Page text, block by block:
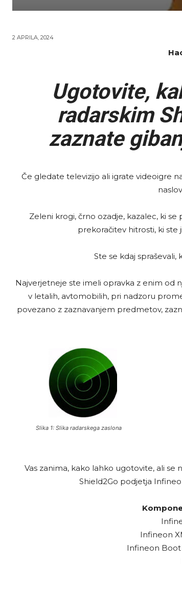
2 APRILA, 2024
Ugotovite,
radarskim
zaznate
Če gledate televizijo ali igrate videoigre
Zeleni krogi, črno ozadje, kazalec, ki
prekoračitev hitrosti, ki ste
Ste se kdaj spraševali,
Najverjetneje ste imeli opravka z enim od
v letalih, avtomobilih, pri nadzoru
povezano z zaznavanjem predmetov,
Slika 1: Slika radarskega zaslona
Vas zanima, kako lahko ugotovite, ali
Shield2Go podjetja
Infineon
Infineon Boot